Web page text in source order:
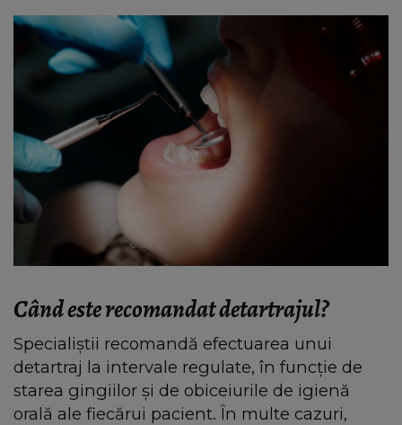
Când este recomandat detartrajul?
Specialiștii recomandă efectuarea unui
detartraj la intervale regulate, în funcție de
starea gingiilor și de obiceiurile de igienă
orală ale fiecărui pacient. În multe cazuri,